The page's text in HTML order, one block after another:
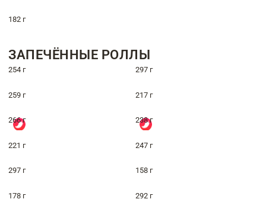
182 г
ЗАПЕЧЁННЫЕ РОЛЛЫ
254 г 297 г
259 г 217 г
266 г 238 г
221 г 247 г
297 г 158 г
178 г 292 г